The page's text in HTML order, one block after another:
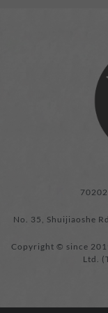
No. 35, Shuijiaoshe
Copyright © since
Ltd.